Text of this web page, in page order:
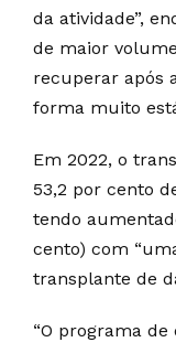
da atividade”,
de maior
recuperar após
forma muito
Em 2022, o
53,2 por cento
tendo
cento) com
transplante de
“O programa